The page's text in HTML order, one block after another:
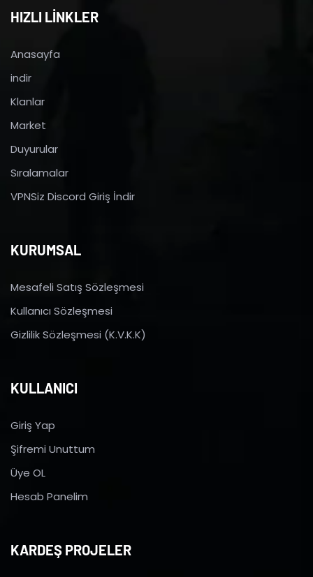
HIZLI LİNKLER
Anasayfa
indir
Klanlar
Market
Duyurular
Sıralamalar
VPNSiz Discord Giriş İndir
KURUMSAL
Mesafeli Satış Sözleşmesi
Kullanıcı Sözleşmesi
Gizlilik Sözleşmesi (K.V.K.K)
KULLANICI
Giriş Yap
Şifremi Unuttum
Üye OL
Hesab Panelim
KARDEŞ PROJELER